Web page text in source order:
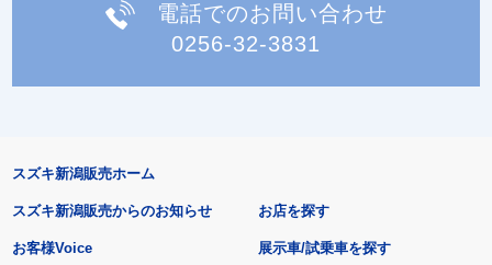
電話でのお問い合わせ
0256-32-3831
スズキ新潟販売ホーム
スズキ新潟販売からのお知らせ
お客様Voice
お店を探す
展示車/試乗車を探す